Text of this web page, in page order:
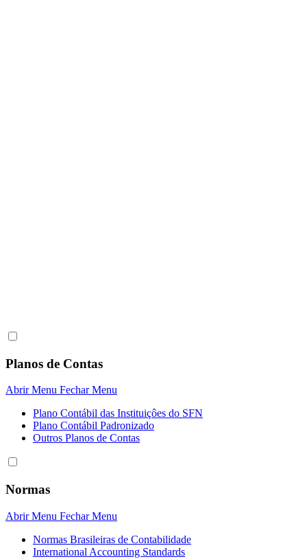
Planos de Contas
Abrir Menu Fechar Menu
Plano Contábil das Instituiçôes do SFN
Plano Contábil Padronizado
Outros Planos de Contas
Normas
Abrir Menu Fechar Menu
Normas Brasileiras de Contabilidade
International Accounting Standards